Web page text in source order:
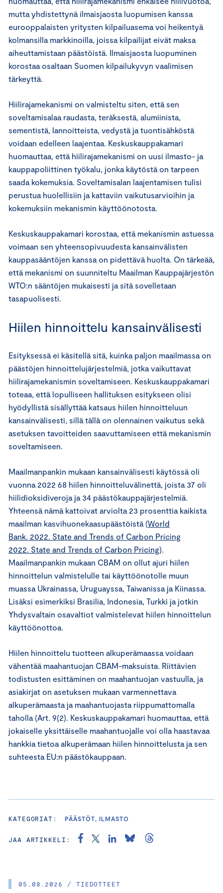
05.08.2026 / TIEDOTTEET
mutta yhdistettynä ilmaisjaosta luopumisen kanssa
eurooppalaisten yritysten kilpailuasema voi heikentyä
kolmansilla markkinoilla, joissa kilpailijat eivät maksa
aiheuttamistaan päästöistä. Ilmaisjaosta luopuminen
korostaa osaltaan Suomen kilpailukyvyn vaalimisen
tärkeyttä.
Hiilirajamekanismi on valmisteltu siten, että sen
soveltamisalaa raudasta, teräksestä, alumiinista,
sementistä, lannoitteista, vedystä ja tuontisähköstä
voidaan edelleen laajentaa. Keskuskauppakamari
huomauttaa, että hiilirajamekanismi on uusi ilmasto- ja
kauppapoliittinen työkalu, jonka käytöstä on tarpeen
saada kokemuksia. Soveltamisalan laajentamisen tulisi
perustua huolellisiin ja kattaviin vaikutusarvioihin ja
kokemuksiin mekanismin käyttöönotosta.
Keskuskauppakamari korostaa, että mekanismin astuessa
voimaan sen yhteensopivuudesta kansainvälisten
kauppasääntöjen kanssa on pidettävä huolta. On tärkeää,
että mekanismi on suunniteltu Maailman Kauppajärjestön
WTO:n sääntöjen mukaisesti ja sitä sovelletaan
tasapuolisesti.
Hiilen hinnoittelu kansainvälisesti
Esityksessä ei käsitellä sitä, kuinka paljon maailmassa on
päästöjen hinnoittelujärjestelmiä, jotka vaikuttavat
hiilirajamekanismin soveltamiseen. Keskuskauppakamari
toteaa, että lopulliseen hallituksen esitykseen olisi
hyödyllistä sisällyttää katsaus hiilen hinnoitteluun
kansainvälisesti, sillä tällä on olennainen vaikutus sekä
asetuksen tavoitteiden saavuttamiseen että mekanismin
soveltamiseen.
Maailmanpankin mukaan kansainvälisesti käytössä oli
vuonna 2022 68 hiilen hinnoitteluvälinettä, joista 37 oli
hiilidioksidiveroja ja 34 päästökauppajärjestelmiä.
Yhteensä nämä kattoivat arviolta 23 prosenttia kaikista
maailman kasvihuonekaasupäästöistä (World
Bank. 2022. State and Trends of Carbon Pricing
2022. State and Trends of Carbon Pricing).
Maailmanpankin mukaan CBAM on ollut ajuri hiilen
hinnoittelun valmistelulle tai käyttöönotolle muun
muassa Ukrainassa, Uruguayssa, Taiwanissa ja Kiinassa.
Lisäksi esimerkiksi Brasilia, Indonesia, Turkki ja jotkin
Yhdysvaltain osavaltiot valmistelevat hiilen hinnoittelun
käyttöönottoa.
Hiilen hinnoittelu tuotteen alkuperämaassa voidaan
vähentää maahantuojan CBAM-maksuista. Riittävien
todistusten esittäminen on maahantuojan vastuulla, ja
asiakirjat on asetuksen mukaan varmennettava
alkuperämaasta ja maahantuojasta riippumattomalla
taholla (Art. 9(2). Keskuskauppakamari huomauttaa, että
jokaiselle yksittäiselle maahantuojalle voi olla haastavaa
hankkia tietoa alkuperämaan hiilen hinnoittelusta ja sen
suhteesta EU:n päästökauppaan.
KATEGORIAT: PÄÄSTÖT, ILMASTO
JAA ARTIKKELI: